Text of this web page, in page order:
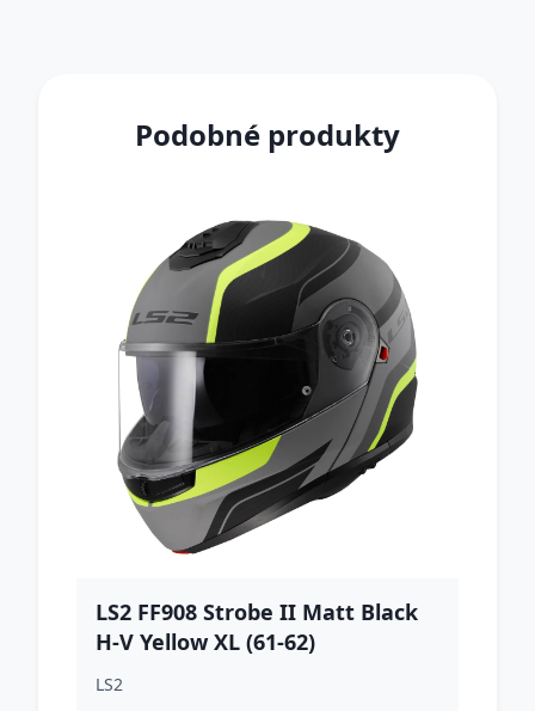
Podobné produkty
LS2 FF908 Strobe II Matt Black
H-V Yellow XL (61-62)
LS2